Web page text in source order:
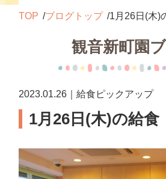
TOP ブログトップ 1月26日(木)
観音新町園
2023.01.26｜給食ピックアップ
1月26日(木)の給食